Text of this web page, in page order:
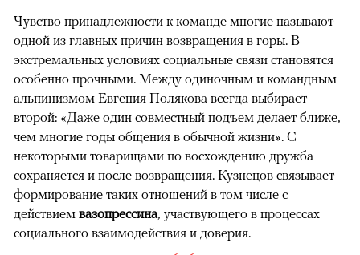
Чувство принадлежности к команде многие называют
одной из главных причин возвращения в горы. В
экстремальных условиях социальные связи становятся
особенно прочными. Между одиночным и командным
альпинизмом Евгения Полякова всегда выбирает
второй: «Даже один совместный подъем делает ближе,
чем многие годы общения в обычной жизни». С
некоторыми товарищами по восхождению дружба
сохраняется и после возвращения. Кузнецов связывает
формирование таких отношений в том числе с
действием вазопрессина, участвующего в процессах
социального взаимодействия и доверия.